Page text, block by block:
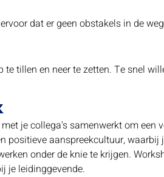
dat er geen obstakels in de
tillen en neer te zetten. Te snel
je collega's samenwerkt om een
positieve aanspreekcultuur,
onder de knie te krijgen.
je leidinggevende.